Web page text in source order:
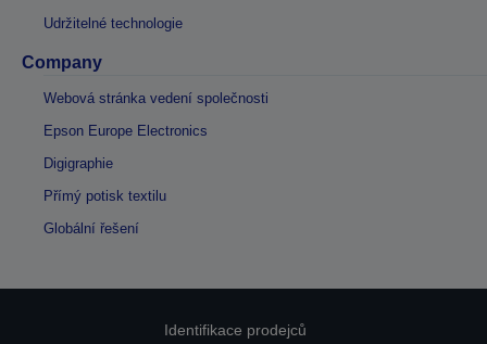
Udržitelné technologie
Company
Webová stránka vedení společnosti
Epson Europe Electronics
Digigraphie
Přímý potisk textilu
Globální řešení
Identifikace prodejců